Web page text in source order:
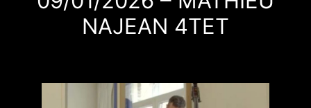
NAJEAN 4TET